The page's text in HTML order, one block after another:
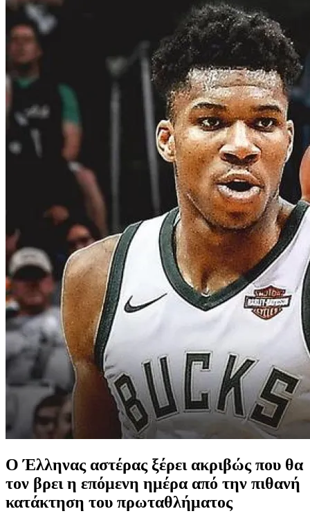
Ο Έλληνας αστέρας ξέρει ακριβώς που θα
τον βρει η επόμενη ημέρα από την πιθανή
κατάκτηση του πρωταθλήματος